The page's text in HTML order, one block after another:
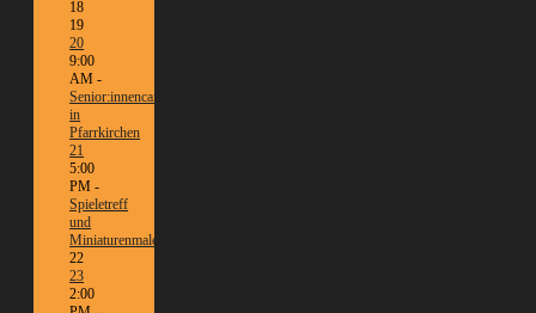
18
19
20
9:00
AM -
Senior:innencafé
in
Pfarrkirchen
21
5:00
PM -
Spieletreff
und
Miniaturenmalen/Tabletop
22
23
2:00